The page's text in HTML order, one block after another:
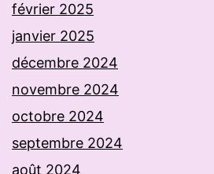
février 2025
janvier 2025
décembre 2024
novembre 2024
octobre 2024
septembre 2024
août 2024